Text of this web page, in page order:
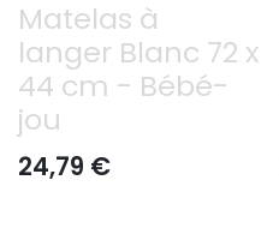
Matelas à
langer Blanc 72 x
44 cm - Bébé-
jou
24,79 €